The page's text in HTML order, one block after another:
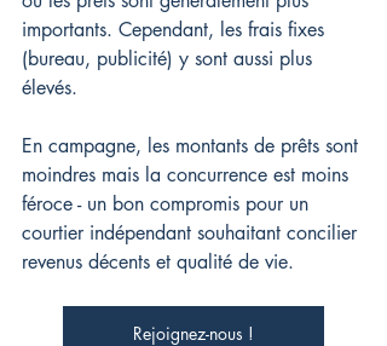
importants. Cependant, les frais fixes
(bureau, publicité) y sont aussi plus
élevés.
En campagne, les montants de prêts sont
moindres mais la concurrence est moins
féroce - un bon compromis pour un
courtier indépendant souhaitant concilier
revenus décents et qualité de vie.
Rejoignez-nous !